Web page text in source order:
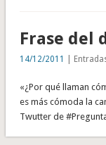
Frase del
14/12/2011 |
«¿Por qué llaman
es más cómoda la
Twutter de